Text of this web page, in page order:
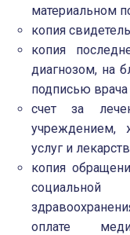
материальном
копия
копия
диагнозом, на
подписью
счет за
учреждением,
услуг и
копия
оплате